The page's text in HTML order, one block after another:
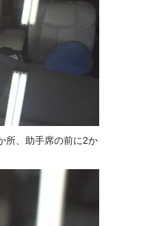
所、助手席の前に2か